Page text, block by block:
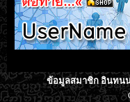
ข้อมูลสมาชิก อินทนน